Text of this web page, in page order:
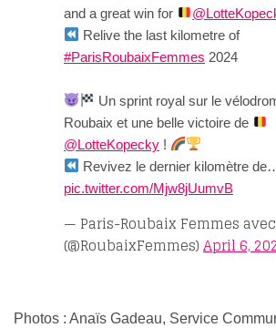
and a great win for
Relive the last kilometre of
#ParisRoubaixFemmes 2024
Un sprint royal sur le
Roubaix et une belle victoire de
@LotteKopecky !
Revivez le dernier kilomètre
pic.twitter.com/Mjw8jUumvB
— Paris-Roubaix Femmes
(@RoubaixFemmes)April 6,
Photos : Anaïs Gadeau, Service